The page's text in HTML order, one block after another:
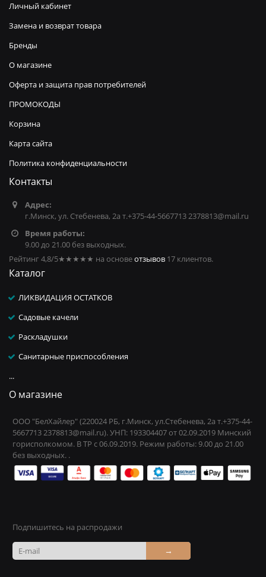
Личный кабинет
Замена и возврат товара
Бренды
О магазине
Оферта и защита прав потребителей
ПРОМОКОДЫ
Корзина
Карта сайта
Политика конфиденциальности
Контакты
Адрес:
г.Минск, ул. Стебенева, 2а т.+375-44-5667713 2378813@mail.ru
Время работы:
9.00 до 21.00 без выходных.
Рейтинг 4,8/5★★★★★ на основеотзывов 17 клиентов.
Каталог
ЛИКВИДАЦИЯ ОСТАТКОВ
Садовые качели
Раскладушки
Санитарные приспособления
...
О магазине
ООО "БелХайлер" (220024 РБ, г.Минск, ул.Стебенева, 2а т.+375-44-
5667713 2378813@mail.ru). УНП: 193304407 от 02.09.2019 Минский
горисполкомом. В ТР с 06.09.2019. Режим работы: 9.00 до 21.00
без выходных. .
Подпишитесь на распродажи
→